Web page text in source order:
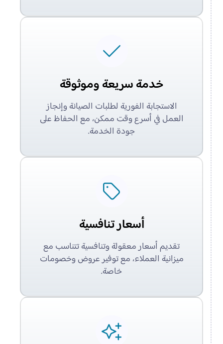
خدمة سريعة وموثوقة
الاستجابة الفورية لطلبات الصيانة وإنجاز
العمل في أسرع وقت ممكن، مع الحفاظ على
جودة الخدمة.
أسعار تنافسية
تقديم أسعار معقولة وتنافسية تتناسب مع
ميزانية العملاء، مع توفير عروض وخصومات
خاصة.